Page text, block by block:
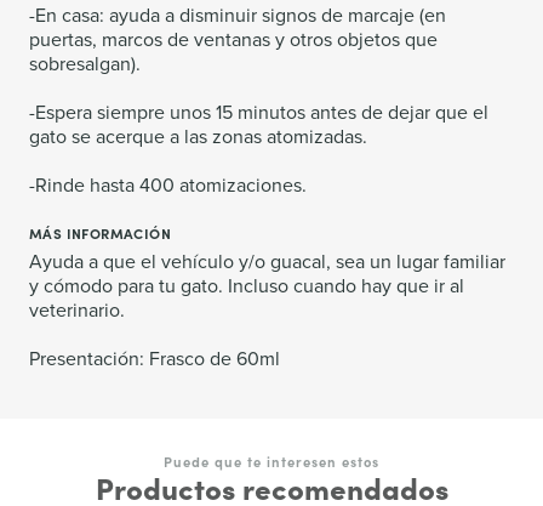
-En casa: ayuda a disminuir signos de marcaje (en
puertas, marcos de ventanas y otros objetos que
sobresalgan).
-Espera siempre unos 15 minutos antes de dejar que el
gato se acerque a las zonas atomizadas.
-Rinde hasta 400 atomizaciones.
MÁS INFORMACIÓN
Ayuda a que el vehículo y/o guacal, sea un lugar familiar
y cómodo para tu gato. Incluso cuando hay que ir al
veterinario.
Presentación: Frasco de 60ml
Puede que te interesen estos
Productos recomendados